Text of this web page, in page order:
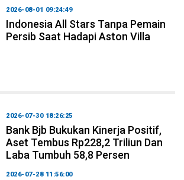
2026-08-01 09:24:49
Indonesia All Stars Tanpa Pemain
Persib Saat Hadapi Aston Villa
2026-07-30 18:26:25
Bank Bjb Bukukan Kinerja Positif,
Aset Tembus Rp228,2 Triliun Dan
Laba Tumbuh 58,8 Persen
2026-07-28 11:56:00